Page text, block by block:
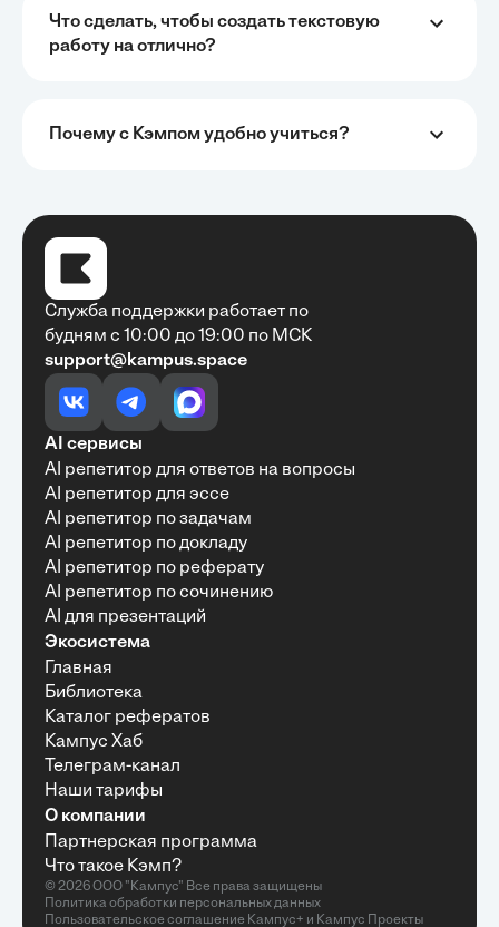
Что сделать, чтобы создать текстовую
работу на отлично?
Почему с Кэмпом удобно учиться?
Служба поддержки работает по
будням с 10:00 до 19:00 по МСК
support@kampus.space
AI сервисы
AI репетитор для ответов на вопросы
AI репетитор для эссе
AI репетитор по задачам
AI репетитор по докладу
AI репетитор по реферату
AI репетитор по сочинению
AI для презентаций
Экосистема
Главная
Библиотека
Каталог рефератов
Кампус Хаб
Телеграм-канал
Наши тарифы
О компании
Партнерская программа
Что такое Кэмп?
© 2026 ООО "Кампус" Все права защищены
Политика обработки персональных данных
Пользовательское соглашение Кампус+ и Кампус Проекты